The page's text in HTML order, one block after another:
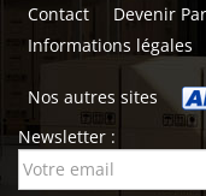
Contact Devenir
Informations légales
Nos autres sites
Newsletter :